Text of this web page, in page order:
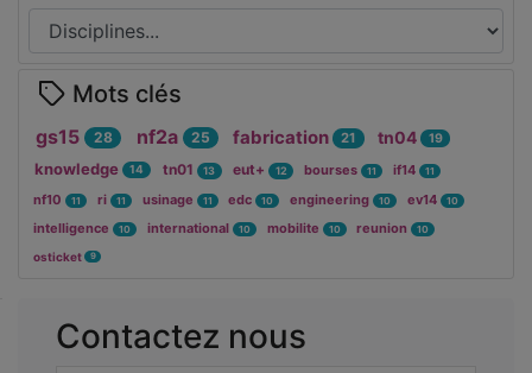
Contactez nous
cette case
Mots clés
gs15 28 nf2a 25 fabrication 21 tn04 19
knowledge 14 tn01 13 eut+ 12 bourses 11 if14 11
nf10 11 ri 11 usinage 11 edc 10 engineering 10 ev14 10
intelligence 10 international 10 mobilite 10 reunion 10
osticket 9